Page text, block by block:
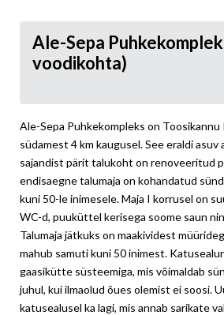
Ale-Sepa
voodikohta)
Ale-Sepa Puhkekompleks on
südamest 4 km kaugusel. See eraldi asuv
sajandist pärit talukoht on renoveeritud
endisaegne talumaja on kohandatud
kuni 50-le inimesele. Maja I korrusel on
WC-d, puuküttel kerisega soome saun
Talumaja jätkuks on maakividest
mahub samuti kuni 50 inimest.
gaasikütte süsteemiga, mis võimaldab
juhul, kui ilmaolud õues olemist ei soosi.
katusealusel ka lagi, mis annab sarikate